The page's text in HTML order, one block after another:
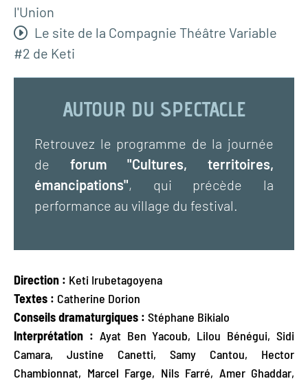
l'Union
Le site de la Compagnie Théâtre Variable
#2 de Keti
AUTOUR DU SPECTACLE
Retrouvez le programme de la journée
de forum "Cultures, territoires,
émancipations", qui précède la
performance au village du festival.
Direction : Keti Irubetagoyena
Textes : Catherine Dorion
Conseils dramaturgiques : Stéphane Bikialo
Interprétation : Ayat Ben Yacoub, Lilou Bénégui, Sidi
Camara, Justine Canetti, Samy Cantou, Hector
Chambionnat, Marcel Farge, Nils Farré, Amer Ghaddar,